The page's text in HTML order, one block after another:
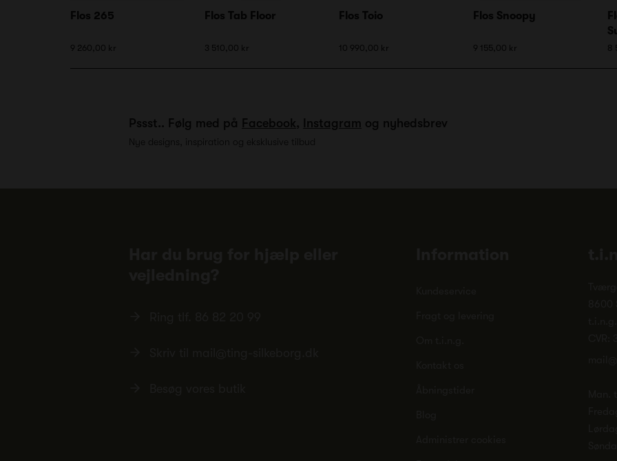
Flos 265
9 260,00 kr
Flos Tab Floor
3 510,00 kr
Flos Toio
10 990,00 kr
Flos Snoopy
9 155,00 kr 8
Pssst.. Følg med på Facebook, Instagram og nyhedsbrev
Nye designs, inspiration og eksklusive tilbud